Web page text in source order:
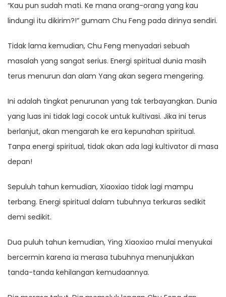
“Kau pun sudah mati. Ke mana orang-orang yang kau
lindungi itu dikirim?!” gumam Chu Feng pada dirinya sendiri.
Tidak lama kemudian, Chu Feng menyadari sebuah
masalah yang sangat serius. Energi spiritual dunia masih
terus menurun dan alam Yang akan segera mengering.
Ini adalah tingkat penurunan yang tak terbayangkan. Dunia
yang luas ini tidak lagi cocok untuk kultivasi. Jika ini terus
berlanjut, akan mengarah ke era kepunahan spiritual.
Tanpa energi spiritual, tidak akan ada lagi kultivator di masa
depan!
Sepuluh tahun kemudian, Xiaoxiao tidak lagi mampu
terbang. Energi spiritual dalam tubuhnya terkuras sedikit
demi sedikit.
Dua puluh tahun kemudian, Ying Xiaoxiao mulai menyukai
bercermin karena ia merasa tubuhnya menunjukkan
tanda-tanda kehilangan kemudaannya.